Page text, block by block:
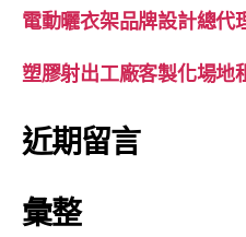
電動曬衣架品牌設計總代
塑膠射出工廠客製化場地
近期留言
彙整